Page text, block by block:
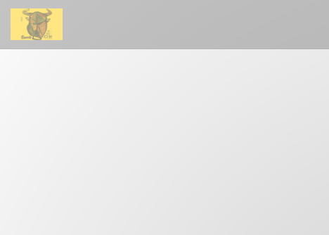
Панель управления cookies